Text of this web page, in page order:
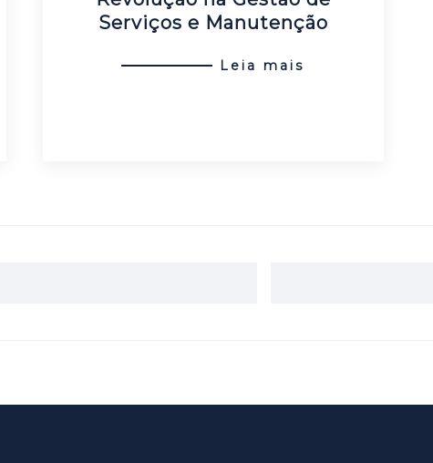
Serviços e Manutenção
Leia mais